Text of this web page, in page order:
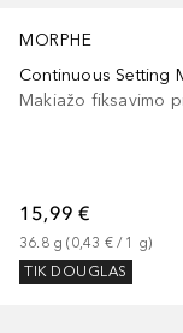
MORPHE
Continuous Setting
Makiažo fiksavimo
15,99 €
36.8 g (0,43 € / 1 g)
TIK DOUGLAS